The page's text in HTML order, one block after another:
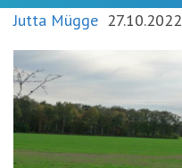
springen
Zur
Suche
springen
(Accesskey
'2')
Jutta Mügge 27.10.2022